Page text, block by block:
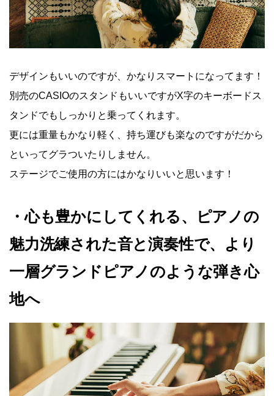
デザインもいいのですが、かなりスマートになってます！
別売のCASIOのスタンドもいいですがX字のキーボードス
タンドでもしっかりと乗ってくれます。
更には重量もかなり軽く、持ち運びも楽なのですがだから
といってグラついたりしません。
ステージでご使用の方にはかなりいいと思います！
・心も豊かにしてくれる、ピアノの
魅力洗練された音と演奏性で、より
一層グランドピアノのような弾き心
地へ